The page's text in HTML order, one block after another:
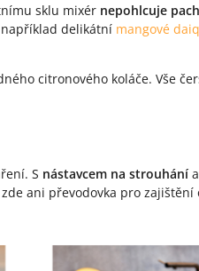
sklu mixér nepohlcuje
delikátní mangové
citronového koláče. Vše
S nástavcem na strouhání a
ani převodovka pro